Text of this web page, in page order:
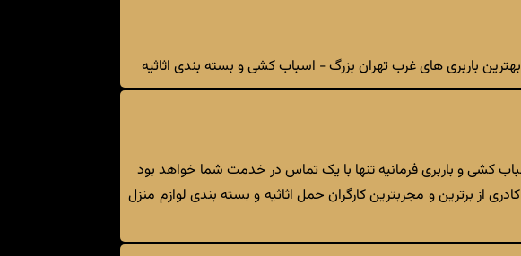
باربری های غرب تهران بزرگ - اسباب کشی و بسته بندی اثاثیه
کشی و باربری فرمانیه تنها با یک تماس در خدمت شما خواهد بود
از برترین و مجربترین کارگران حمل اثاثیه و بسته بندی لوازم منزل